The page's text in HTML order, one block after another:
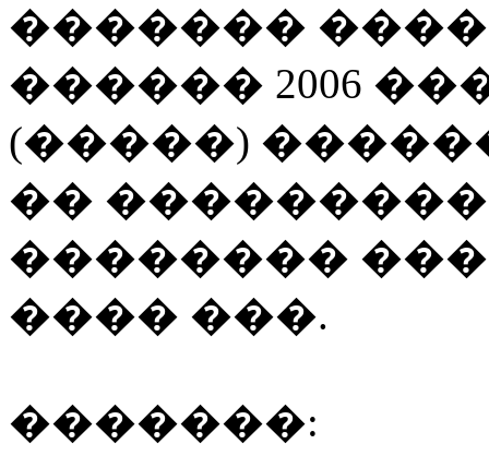
�������
������ 2006
(�����)
��
��������
���� ���.
�������: